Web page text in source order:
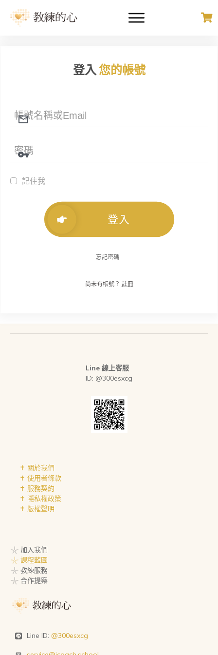
登入您的帳號
記住我
登入
忘記密碼
尚未有帳號？ 註冊
Line 線上客服
ID: @300esxcg
✝︎ 關於我們
✝︎ 使用者條款
✝︎ 服務契約
✝︎ 隱私權政策
✝︎ 版權聲明
𓇼 加入我們
𓇼 課程藍圖
𓇼 教練服務
𓇼 合作提案
Line ID: @300esxcg